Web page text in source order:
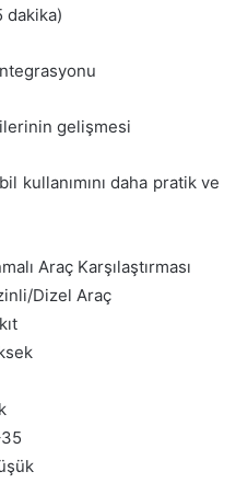
dakika)
gelişmesi
kullanımını daha pratik ve
Araç Karşılaştırması
Dizel Araç